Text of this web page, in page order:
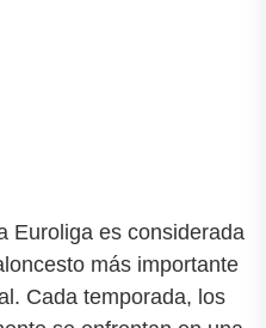
Euroliga es considerada
más importante
Cada temporada, los